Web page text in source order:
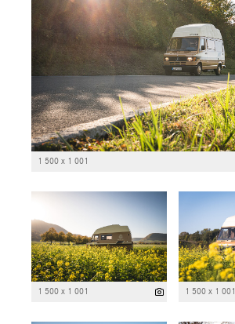
1 500 x 1 001
1 500 x 1 001 1 500 x 1 001